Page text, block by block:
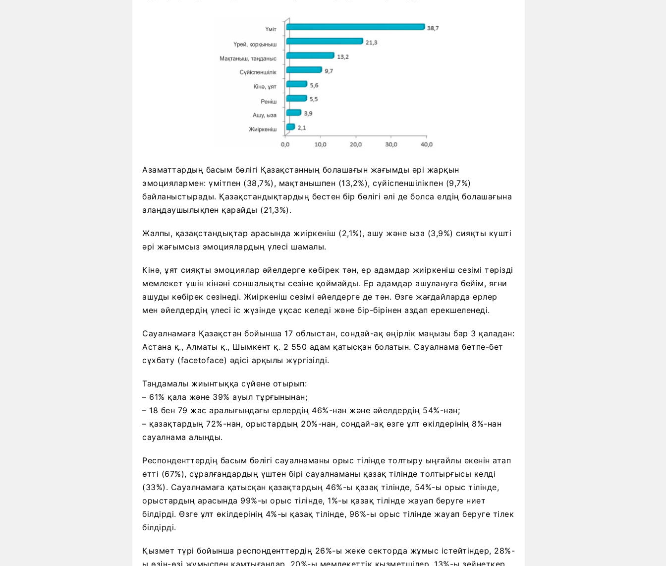
Азаматтардың басым бөлігі Қазақстанның болашағын жағымды әрі жарқын
эмоциялармен: үмітпен (38,7%), мақтанышпен (13,2%), сүйіспеншілікпен (9,7%)
байланыстырады. Қазақстандықтардың бестен бір бөлігі әлі де болса елдің болашағына
алаңдаушылықпен қарайды (21,3%).
Жалпы, қазақстандықтар арасында жиіркеніш (2,1%), ашу және ыза (3,9%) сияқты күшті
әрі жағымсыз эмоциялардың үлесі шамалы.
Кінә, ұят сияқты эмоциялар әйелдерге көбірек тән, ер адамдар жиіркеніш сезімі тәрізді
мемлекет үшін кінәні соншалықты сезіне қоймайды. Ер адамдар ашулануға бейім, яғни
ашуды көбірек сезінеді. Жиіркеніш сезімі әйелдерге де тән. Өзге жағдайларда ерлер
мен әйелдердің үлесі іс жүзінде ұқсас келеді және бір-бірінен аздап ерекшеленеді.
Сауалнамаға Қазақстан бойынша 17 облыстан, сондай-ақ өңірлік маңызы бар 3 қаладан:
Астана қ., Алматы қ., Шымкент қ. 2 550 адам қатысқан болатын. Сауалнама бетпе-бет
сұхбату (facetoface) әдісі арқылы жүргізілді.
Таңдамалы жиынтыққа сүйене отырып:
– 61% қала және 39% ауыл тұрғынынан;
– 18 бен 79 жас аралығындағы ерлердің 46%-нан және әйелдердің 54%-нан;
– қазақтардың 72%-нан, орыстардың 20%-нан, сондай-ақ өзге ұлт өкілдерінің 8%-нан
сауалнама алынды.
Респонденттердің басым бөлігі сауалнаманы орыс тілінде толтыру ыңғайлы екенін атап
өтті (67%), сұралғандардың үштен бірі сауалнаманы қазақ тілінде толтырғысы келді
(33%). Сауалнамаға қатысқан қазақтардың 46%-ы қазақ тілінде, 54%-ы орыс тілінде,
орыстардың арасында 99%-ы орыс тілінде, 1%-ы қазақ тілінде жауап беруге ниет
білдірді. Өзге ұлт өкілдерінің 4%-ы қазақ тілінде, 96%-ы орыс тілінде жауап беруге тілек
білдірді.
Қызмет түрі бойынша респонденттердің 26%-ы жеке секторда жұмыс істейтіндер, 28%-
ы өзін-өзі жұмыспен қамтығандар, 20%-ы мемлекеттік қызметшілер, 13%-ы зейнеткер,